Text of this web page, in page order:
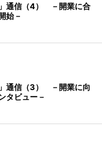
」通信（4） －開業に合
始－
」通信（3） －開業に向
タビュー－